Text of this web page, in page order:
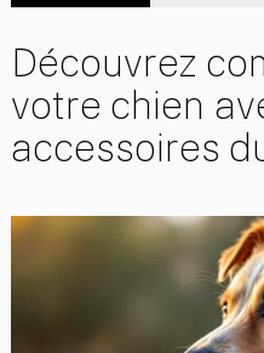
Découvrez
votre chien
accessoires